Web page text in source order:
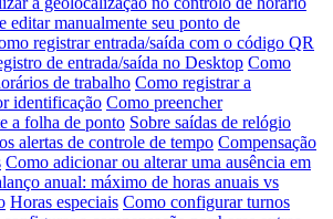
editar manualmente seu ponto de
registrar entrada/saída com o código QR
de entrada/saída no Desktop Como
de trabalho Como registrar a
identificação Como preencher
a folha de ponto Sobre saídas de relógio
alertas de controle de tempo Compensação
Como adicionar ou alterar uma ausência em
anual: máximo de horas anuais vs
Horas especiais Como configurar turnos